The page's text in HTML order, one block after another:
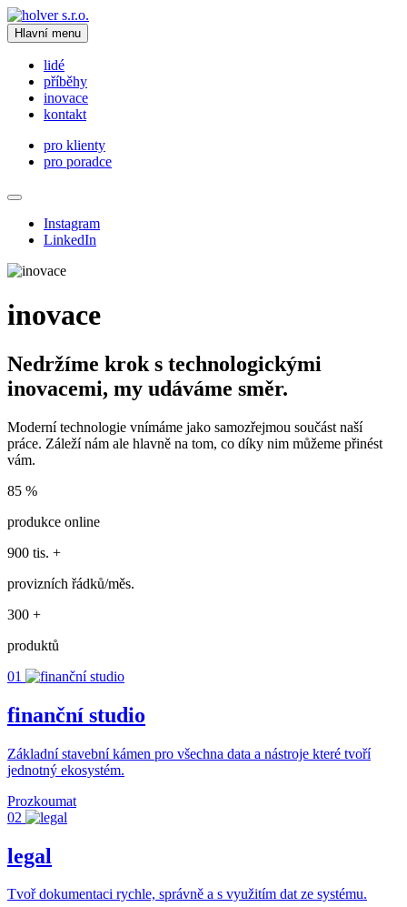
Hlavní menu
lidé
příběhy
inovace
kontakt
pro klienty
pro poradce
Instagram
LinkedIn
inovace
Nedržíme krok s technologickými
inovacemi, my udáváme směr.
Moderní technologie vnímáme jako samozřejmou součást naší
práce. Záleží nám ale hlavně na tom, co díky nim můžeme přinést
vám.
85 %
produkce online
900 tis. +
provizních řádků/měs.
300 +
produktů
01
finanční studio
Základní stavební kámen pro všechna data a nástroje které tvoří
jednotný ekosystém.
Prozkoumat
02
legal
Tvoř dokumentaci rychle, správně a s využitím dat ze systému.